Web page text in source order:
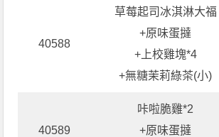
40588
草莓起司冰淇淋大福
+原味蛋撻
+上校雞塊*4
+無糖茉莉綠茶(小)
40589
咔啦脆雞*2
+原味蛋撻